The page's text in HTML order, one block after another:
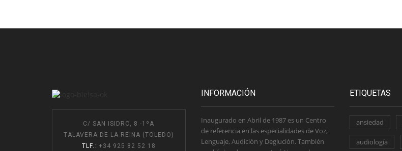
C/ SAN ISIDRO, 8 -1ºA
TALAVERA DE LA REINA (TOLEDO)
TLF. : +34 925 82 52 18
INFORMACIÓN
Inaugurado en Abril de 1987 es un Centro
de referencia en las especialidades de Voz,
Lenguaje, Audición y Deglución. También
ETIQUETAS
ansiedad
audiología